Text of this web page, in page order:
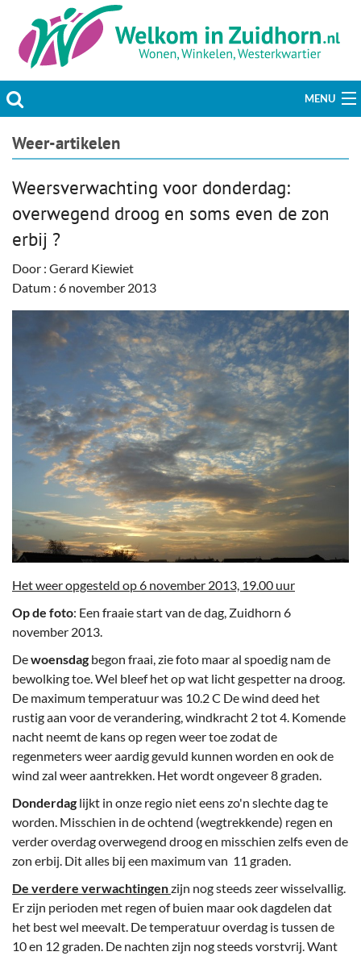
MENU
Actueel
Welzijn & Maatschappij
Bedrijven
Prikbord & Aanbiedingen
Plaats bericht
Weer-artikelen
Weersverwachting voor donderdag:
overwegend droog en soms even de zon
erbij ?
Door : Gerard Kiewiet
Datum : 6 november 2013
Het weer opgesteld op 6 november 2013, 19.00 uur
Op de foto: Een fraaie start van de dag, Zuidhorn 6
november 2013.
Dewoensdag begon fraai, zie foto maar al spoedig nam de
bewolking toe. Wel bleef het op wat licht gespetter na droog.
De maximum temperatuur was 10.2 C De wind deed het
rustig aan voor de verandering, windkracht 2 tot 4. Komende
nacht neemt de kans op regen weer toe zodat de
regenmeters weer aardig gevuld kunnen worden en ook de
wind zal weer aantrekken. Het wordt ongeveer 8 graden.
Donderdag lijkt in onze regio niet eens zo'n slechte dag te
worden. Misschien in de ochtend (wegtrekkende) regen en
verder overdag overwegend droog en misschien zelfs even de
zon erbij. Dit alles bij een maximum van 11 graden.
De verdere verwachtingenzijn nog steeds zeer wisselvallig.
Er zijn perioden met regen of buien maar ook dagdelen dat
het best wel meevalt. De temperatuur overdag is tussen de
10 en 12 graden. De nachten zijn nog steeds vorstvrij. Want